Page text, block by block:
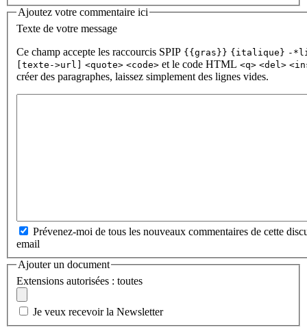
Ajoutez votre commentaire ici
Texte de votre message
Ce champ accepte les raccourcis SPIP {{gras}} {italique} -
[texte->url]
<quote> <code> et le code HTML <q> <del>
créer des paragraphes, laissez simplement des lignes vides.
Prévenez-moi de tous les nouveaux commentaires de cette
email
Ajouter un document
Extensions autorisées : toutes
Je veux recevoir la Newsletter